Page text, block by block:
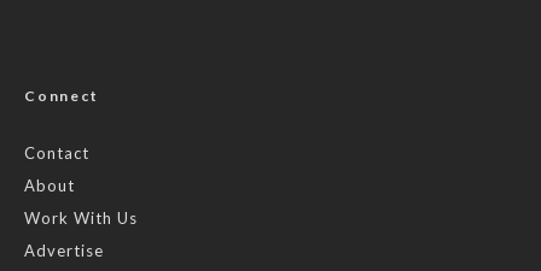
Connect
Contact
About
Work With Us
Advertise